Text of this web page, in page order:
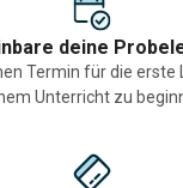
deine
Termin für die erste
Unterricht zu